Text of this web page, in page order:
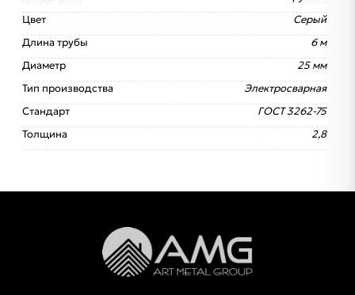
Цвет
Серый
Длина трубы
6 м
Диаметр
25 мм
Тип производства
Электросварная
Стандарт
ГОСТ 3262-75
Толщина
2,8